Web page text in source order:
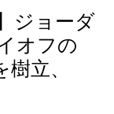
ジョーダ
オフの
立、